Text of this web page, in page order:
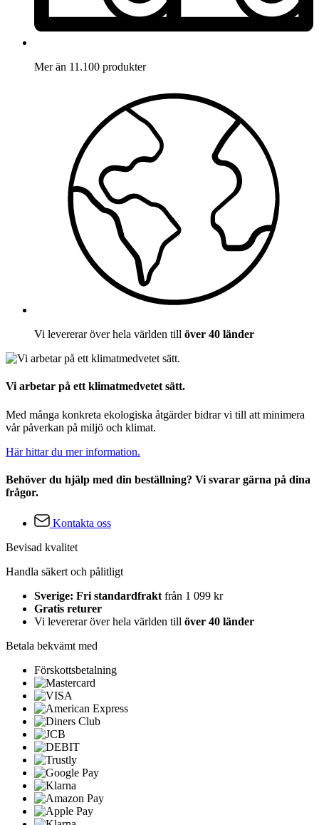
Mer än 11.100 produkter
Vi levererar över hela världen till över 40 länder
Vi arbetar på ett klimatmedvetet sätt.
Med många konkreta ekologiska åtgärder bidrar vi till att minimera
vår påverkan på miljö och klimat.
Här hittar du mer information.
Behöver du hjälp med din beställning? Vi svarar gärna på dina
frågor.
Kontakta oss
Bevisad kvalitet
Handla säkert och pålitligt
Sverige: Fri standardfrakt från 1 099 kr
Gratis returer
Vi levererar över hela världen till över 40 länder
Betala bekvämt med
Förskottsbetalning